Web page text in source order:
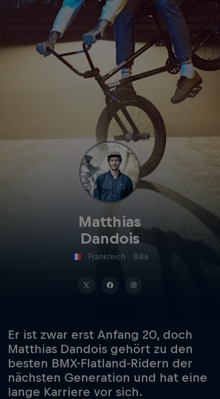
Matthias
Dandois
Frankreich · Bike
Er ist zwar erst Anfang 20, doch
Matthias Dandois gehört zu den
besten BMX-Flatland-Ridern der
nächsten Generation und hat eine
lange Karriere vor sich.